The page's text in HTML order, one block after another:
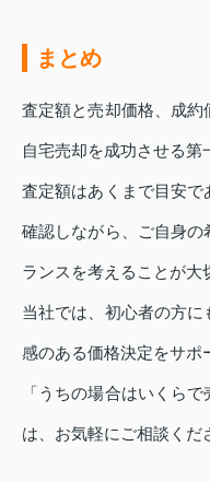
まとめ
査定額と売却価格、成約
自宅売却を成功させる第
査定額はあくまで目安
確認しながら、ご自身
ランスを考えることが大
当社では、初心者の方
感のある価格決定をサポ
「うちの場合はいくら
は、お気軽にご相談くだ